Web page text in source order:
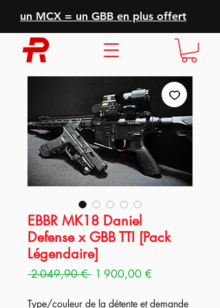
un MCX = un GBB en plus offert
EBBR MK18 Daniel
Defense x GBB TTI [Pack
Légendaire]
2 049,90 € Prix
1 900,00 €Prix
Type/couleur de la détente et demande